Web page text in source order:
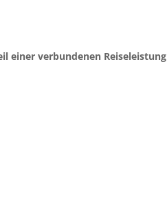
einer verbundenen Reiseleistung